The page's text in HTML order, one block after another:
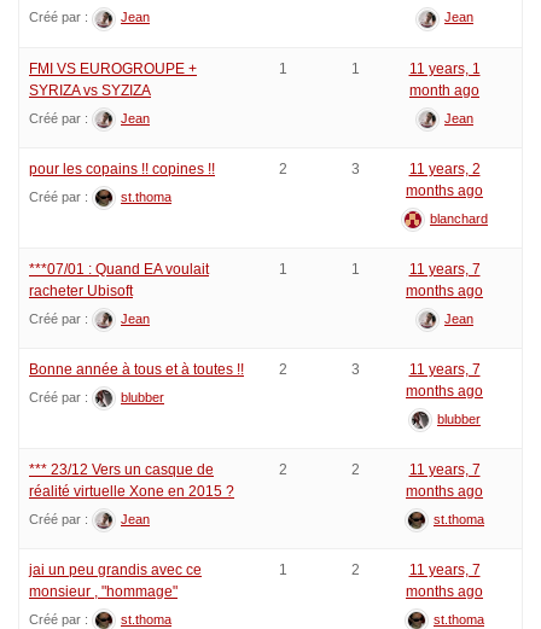
Créé par : Jean Jean
FMI VS EUROGROUPE +
SYRIZA vs SYZIZA
Créé par : Jean
1 1
11 years, 1
month ago
Jean
pour les copains !! copines !!
Créé par : st.thoma
2 3
11 years, 2
months ago
blanchard
***07/01 : Quand EA voulait
racheter Ubisoft
Créé par : Jean
1 1
11 years, 7
months ago
Jean
Bonne année à tous et à toutes !!
Créé par : blubber
2 3
11 years, 7
months ago
blubber
*** 23/12 Vers un casque de
réalité virtuelle Xone en 2015 ?
Créé par : Jean
2 2
11 years, 7
months ago
st.thoma
jai un peu grandis avec ce
monsieur , "hommage"
Créé par : st.thoma
1 2
11 years, 7
months ago
st.thoma